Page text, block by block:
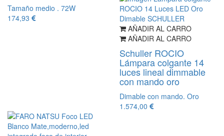
Tamaño medio . 72W
174,93
AÑADIR AL CARRO
AÑADIR AL CARRO
Schuller ROCIO
Lámpara colgante 14
luces lineal dimmable
con mando oro
Dimable con mando. Oro
1.574,00